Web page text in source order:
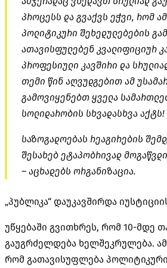
პროცესს და გვაქვს ეჭვი, რომ
პოლიტიკური შეხედულებების
ათავისფულებენ კვალიფიციურ
პროფესიული კავშირი და
თემი წინ აღვუდგებით ამ
გამოვიყენებთ ყველა
სოლიდარობის სხვადასხვა აქტს!
საზოგადოებას რეაგირების
შესახებ ეტაპობრივად
– აცხადებს ორგანიზაცია.
„პუბლიკა“ დაუკავშირდა
უწყებაში გვითხრეს, რომ 10-მდე
გაუგრძელდება ხელშეკრულება.
რომ გათავისუფლება